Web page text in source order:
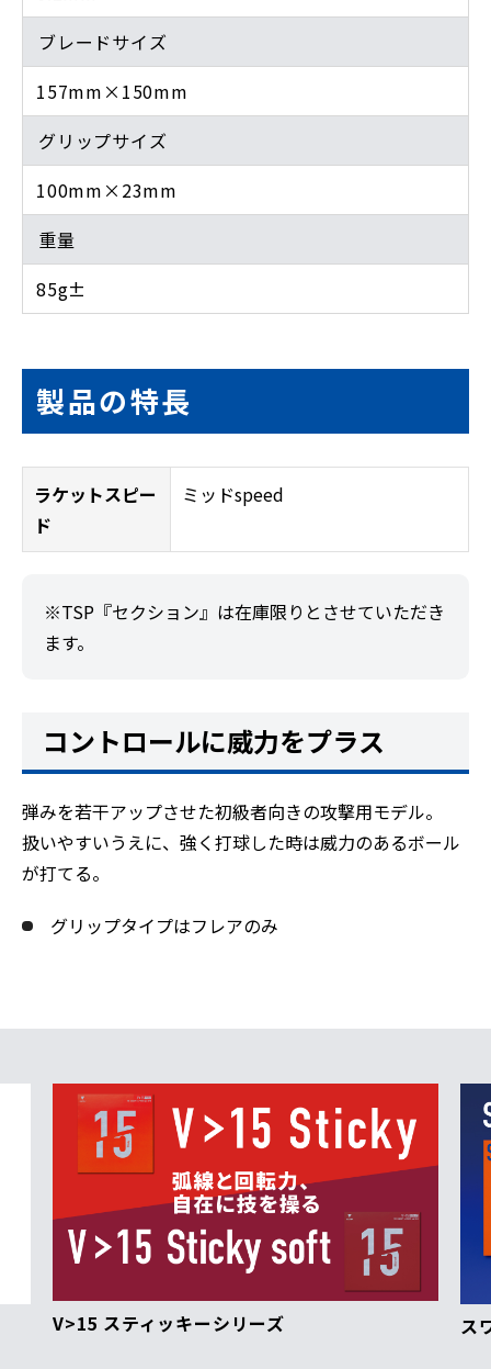
ブレードサイズ
157mm×150mm
グリップサイズ
100mm×23mm
重量
85g±
製品の特長
ラケットスピー
ド
ミッドspeed
※TSP『セクション』は在庫限りとさせていただき
ます。
コントロールに威力をプラス
弾みを若干アップさせた初級者向きの攻撃用モデル。
扱いやすいうえに、強く打球した時は威力のあるボール
が打てる。
グリップタイプはフレアのみ
V>15 スティッキーシリーズ ス